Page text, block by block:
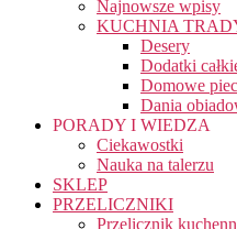
Najnowsze wpisy
KUCHNIA
Desery
Dodatki
Domowe
Dania
PORADY I WIEDZA
Ciekawostki
Nauka na talerzu
SKLEP
PRZELICZNIKI
Przelicznik